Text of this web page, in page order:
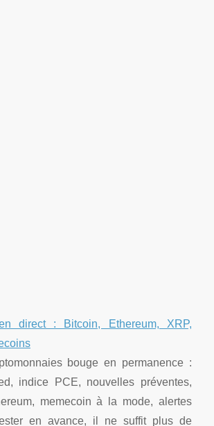
direct : Bitcoin, Ethereum, XRP,
bouge en permanence :
indice PCE, nouvelles préventes,
memecoin à la mode, alertes
en avance, il ne suffit plus de